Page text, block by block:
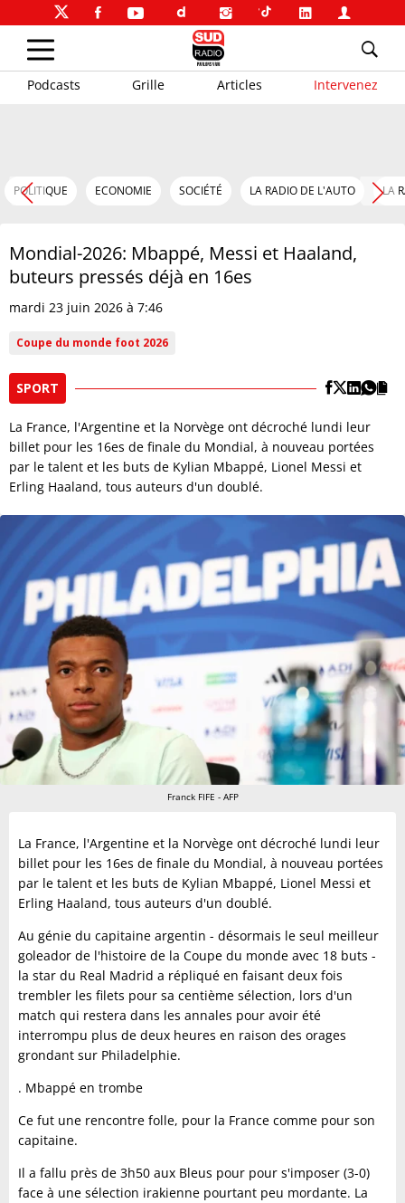
Podcasts Grille Articles Intervenez
POLITIQUE ECONOMIE SOCIÉTÉ LA RADIO DE L'AUTO LA
Mondial-2026: Mbappé, Messi et Haaland,
buteurs pressés déjà en 16es
mardi 23 juin 2026 à 7:46
Coupe du monde foot 2026
SPORT
La France, l'Argentine et la Norvège ont décroché lundi leur
billet pour les 16es de finale du Mondial, à nouveau portées
par le talent et les buts de Kylian Mbappé, Lionel Messi et
Erling Haaland, tous auteurs d'un doublé.
Franck FIFE - AFP
La France, l'Argentine et la Norvège ont décroché lundi leur
billet pour les 16es de finale du Mondial, à nouveau portées
par le talent et les buts de Kylian Mbappé, Lionel Messi et
Erling Haaland, tous auteurs d'un doublé.
Au génie du capitaine argentin - désormais le seul meilleur
goleador de l'histoire de la Coupe du monde avec 18 buts -
la star du Real Madrid a répliqué en faisant deux fois
trembler les filets pour sa centième sélection, lors d'un
match qui restera dans les annales pour avoir été
interrompu plus de deux heures en raison des orages
grondant sur Philadelphie.
. Mbappé en trombe
Ce fut une rencontre folle, pour la France comme pour son
capitaine.
Il a fallu près de 3h50 aux Bleus pour pour s'imposer (3-0)
face à une sélection irakienne pourtant peu mordante. La